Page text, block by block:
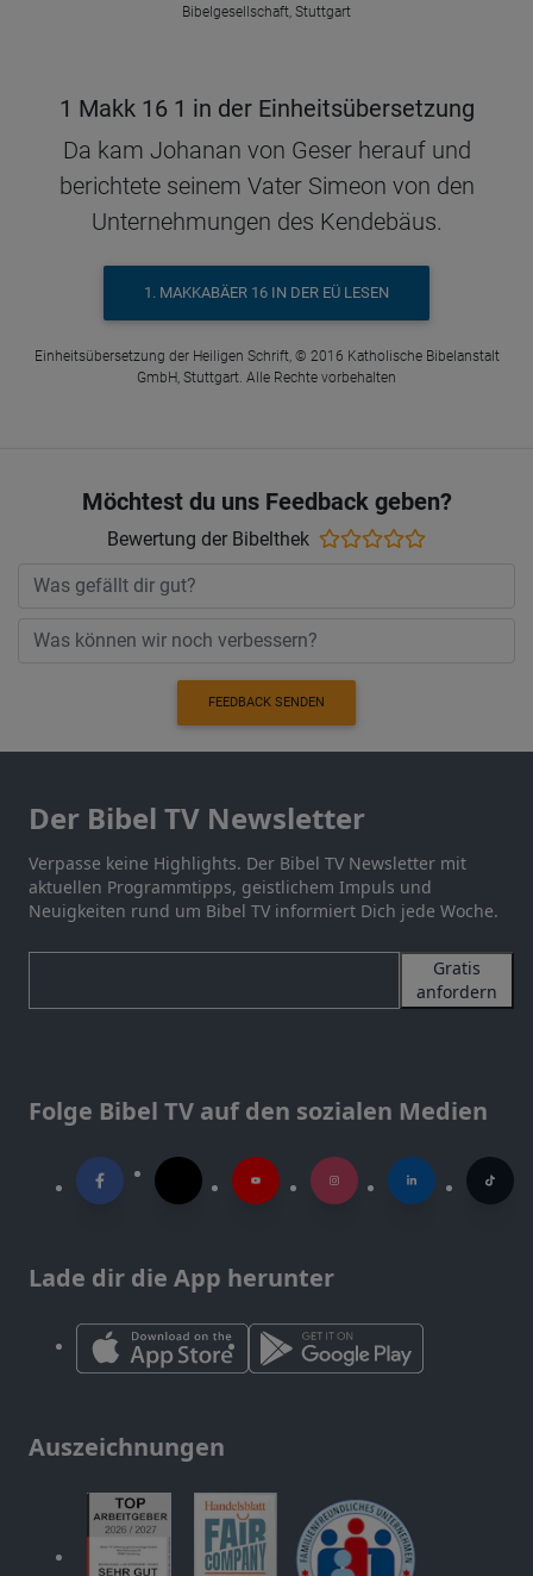
Bibelgesellschaft, Stuttgart
1 Makk 16 1 in der Einheitsübersetzung
Da kam Johanan von Geser herauf und
berichtete seinem Vater Simeon von den
Unternehmungen des Kendebäus.
1. MAKKABÄER 16 IN DER EÜ LESEN
Einheitsübersetzung der Heiligen Schrift, © 2016 Katholische Bibelanstalt
GmbH, Stuttgart. Alle Rechte vorbehalten
Möchtest du uns Feedback geben?
Bewertung der Bibelthek
FEEDBACK SENDEN
Der Bibel TV Newsletter
Verpasse keine Highlights. Der Bibel TV Newsletter mit
aktuellen Programmtipps, geistlichem Impuls und
Neuigkeiten rund um Bibel TV informiert Dich jede Woche.
Gratis
anfordern
Folge Bibel TV auf den sozialen Medien
Lade dir die App herunter
Auszeichnungen